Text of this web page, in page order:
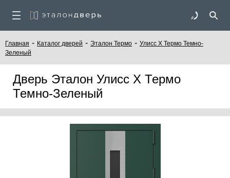
Главная - Каталог дверей - Эталон Термо - Улисс Х Термо Темно-
Зеленый
Дверь Эталон Улисс Х Термо
Темно-Зеленый